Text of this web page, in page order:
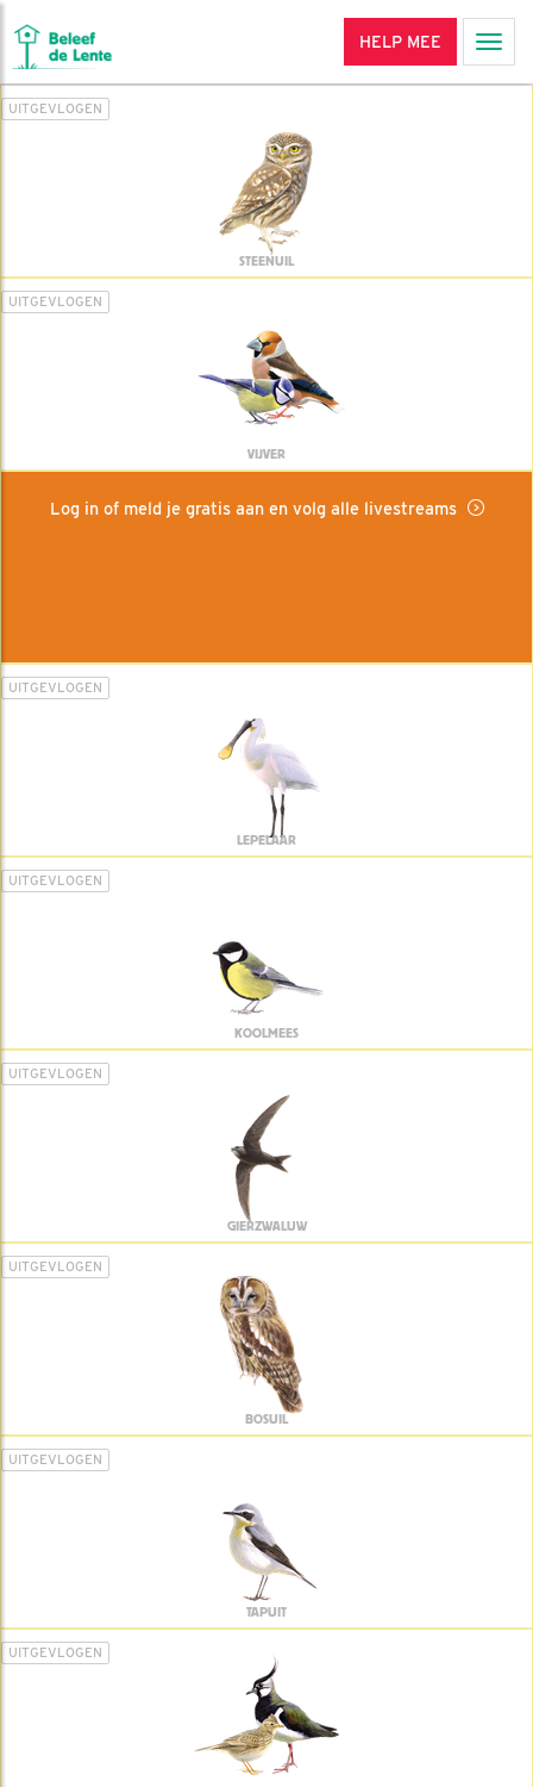
HELP MEE
UITGEVLOGEN
STEENUIL
UITGEVLOGEN
VIJVER
Log in of meld je gratis aan en volg alle livestreams
UITGEVLOGEN
LEPELAAR
UITGEVLOGEN
KOOLMEES
UITGEVLOGEN
GIERZWALUW
UITGEVLOGEN
BOSUIL
UITGEVLOGEN
TAPUIT
UITGEVLOGEN